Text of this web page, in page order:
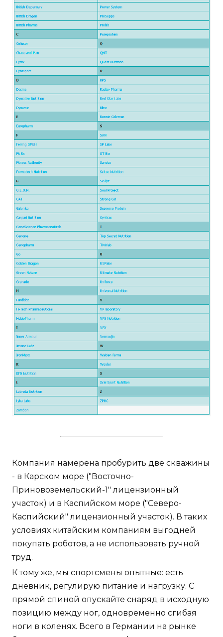
Компания намерена пробурить две скважины
- в Карском море ("Восточно-
Приновоземельский-1" лицензионный
участок) и в Каспийском море ("Северо-
Каспийский" лицензионный участок). В таких
условиях китайским компаниям выгодней
покупать роботов, а не использовать ручной
труд.
К тому же, мы спортсмены опытные: есть
дневник, регулирую питание и нагрузку. С
прямой спиной опускайте снаряд в исходную
позицию между ног, одновременно сгибая
ноги в коленях. Всего в Германии на рынке